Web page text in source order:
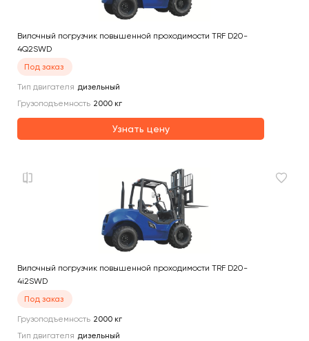
Вилочный погрузчик повышенной проходимости TRF D20-
4Q2SWD
Под заказ
Тип двигателя дизельный
Грузоподъемность 2000 кг
Узнать цену
Вилочный погрузчик повышенной проходимости TRF D20-
4i2SWD
Под заказ
Грузоподъемность 2000 кг
Тип двигателя дизельный